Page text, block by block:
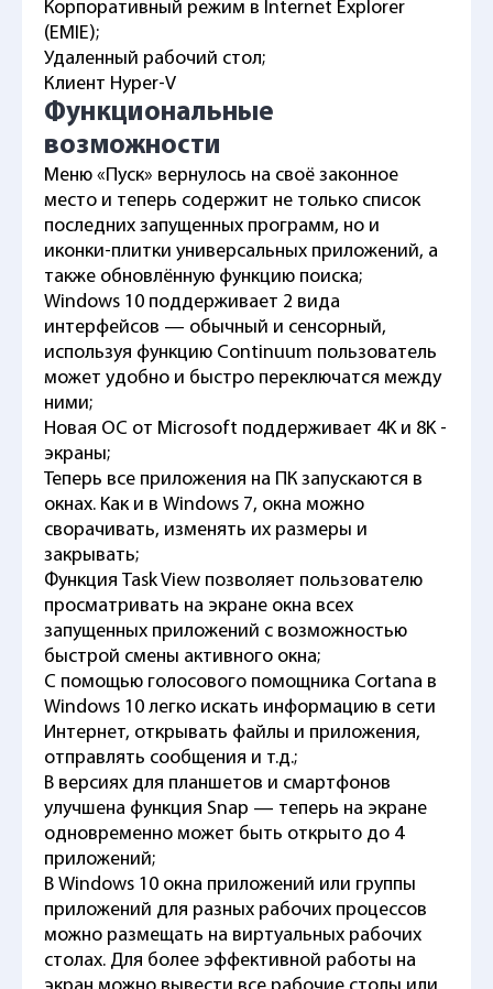
Корпоративный режим в Internet Explorer
(EMIE);
Удаленный рабочий стол;
Клиент Hyper-V
Функциональные
возможности
Меню «Пуск» вернулось на своё законное
место и теперь содержит не только список
последних запущенных программ, но и
иконки-плитки универсальных приложений, а
также обновлённую функцию поиска;
Windows 10 поддерживает 2 вида
интерфейсов — обычный и сенсорный,
используя функцию Continuum пользователь
может удобно и быстро переключатся между
ними;
Новая ОС от Microsoft поддерживает 4K и 8K -
экраны;
Теперь все приложения на ПК запускаются в
окнах. Как и в Windows 7, окна можно
сворачивать, изменять их размеры и
закрывать;
Функция Task View позволяет пользователю
просматривать на экране окна всех
запущенных приложений с возможностью
быстрой смены активного окна;
С помощью голосового помощника Cortana в
Windows 10 легко искать информацию в сети
Интернет, открывать файлы и приложения,
отправлять сообщения и т.д.;
В версиях для планшетов и смартфонов
улучшена функция Snap — теперь на экране
одновременно может быть открыто до 4
приложений;
В Windows 10 окна приложений или группы
приложений для разных рабочих процессов
можно размещать на виртуальных рабочих
столах. Для более эффективной работы на